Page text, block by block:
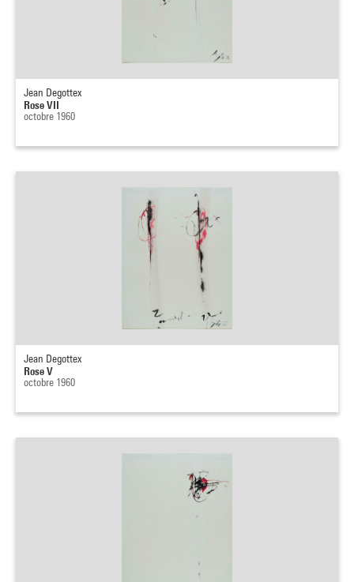
Jean Degottex
Rose VII
octobre 1960
Jean Degottex
Rose V
octobre 1960